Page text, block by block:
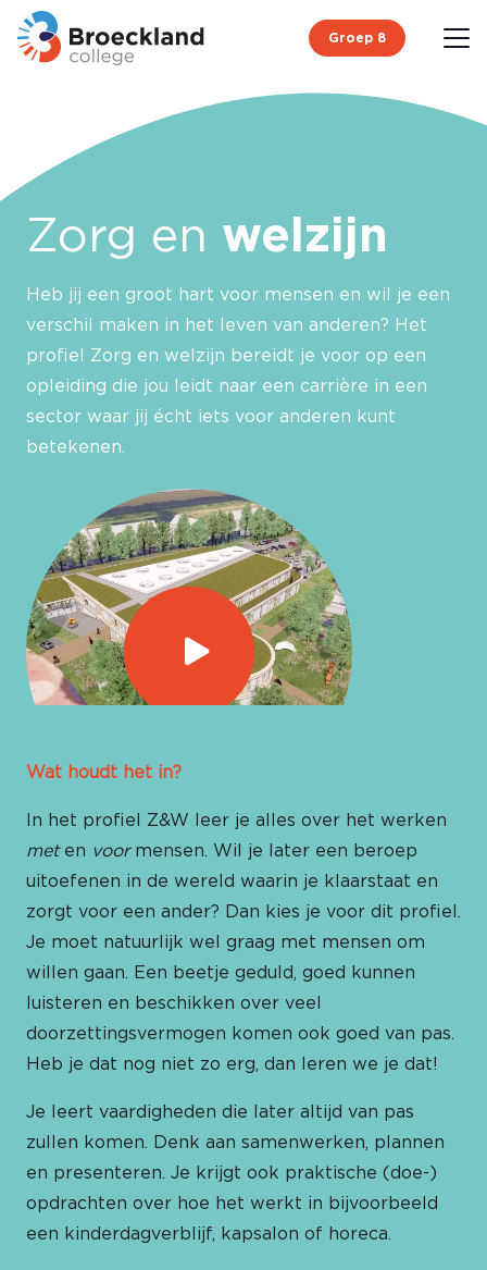
Groep 8
Zorg en welzijn
Heb jij een groot hart voor mensen en wil je een
verschil maken in het leven van anderen? Het
profiel Zorg en welzijn bereidt je voor op een
opleiding die jou leidt naar een carrière in een
sector waar jij écht iets voor anderen kunt
betekenen.
Wat houdt het in?
In het profiel Z&W leer je alles over het werken
meten voormensen. Wil je later een beroep
uitoefenen in de wereld waarin je klaarstaat en
zorgt voor een ander? Dan kies je voor dit profiel.
Je moet natuurlijk wel graag met mensen om
willen gaan. Een beetje geduld, goed kunnen
luisteren en beschikken over veel
doorzettingsvermogen komen ook goed van pas.
Heb je dat nog niet zo erg, dan leren we je dat!
Je leert vaardigheden die later altijd van pas
zullen komen. Denk aan samenwerken, plannen
en presenteren. Je krijgt ook praktische (doe-)
opdrachten over hoe het werkt in bijvoorbeeld
een kinderdagverblijf, kapsalon of horeca.